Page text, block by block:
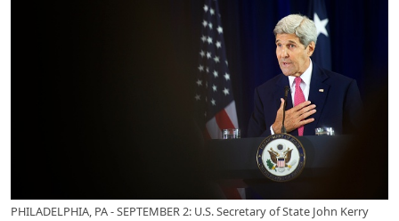
PHILADELPHIA, PA - SEPTEMBER 2: U.S. Secretary of State John Kerry